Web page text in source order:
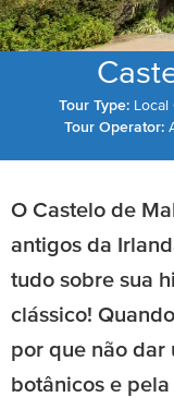
Tour Type: Local
Tour Operator:
O Castelo de
antigos da
tudo sobre sua
clássico!
por que não dar
botânicos e